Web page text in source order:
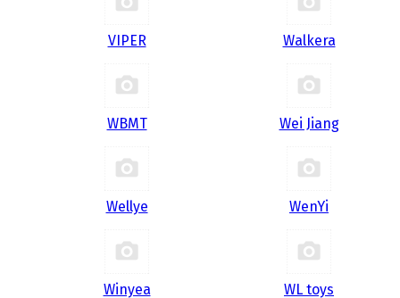
VIPER Walkera
WBMT Wei Jiang
Wellye WenYi
Winyea WL toys